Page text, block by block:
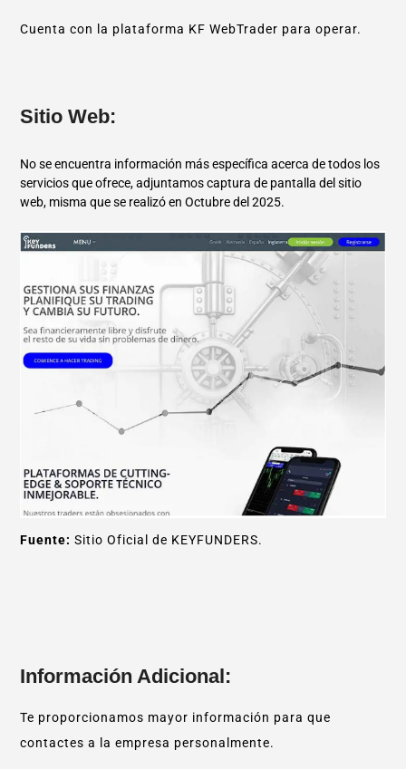
Cuenta con la plataforma KF WebTrader para operar.
Sitio Web:
No se encuentra información más específica acerca de todos los
servicios que ofrece, adjuntamos captura de pantalla del sitio
web, misma que se realizó en Octubre del 2025.
Fuente: Sitio Oficial de KEYFUNDERS.
Información Adicional:
Te proporcionamos mayor información para que
contactes a la empresa personalmente.